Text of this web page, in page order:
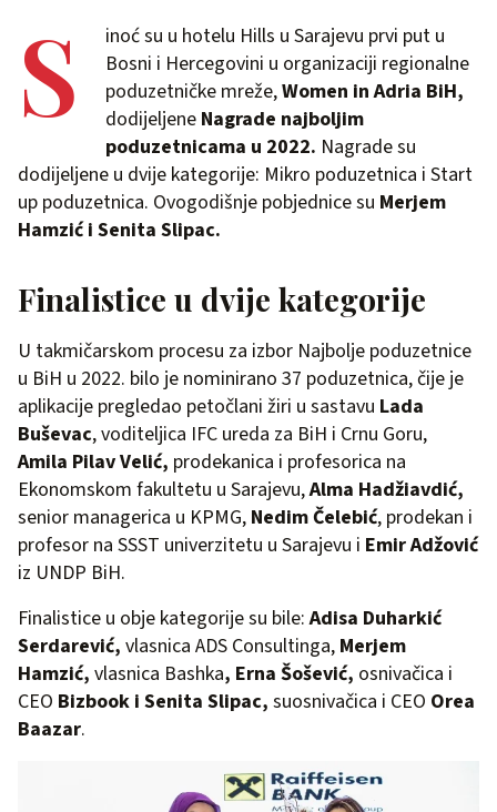
S
inoć su u hotelu Hills u Sarajevu prvi put u
Bosni i Hercegovini u organizaciji regionalne
poduzetničke mreže,Women in Adria BiH,
dodijeljene Nagrade najboljim
poduzetnicama u 2022. Nagrade su
dodijeljene u dvije kategorije: Mikro poduzetnica i Start
up poduzetnica. Ovogodišnje pobjednice su Merjem
Hamzić i Senita Slipac.
Finalistice u dvije kategorije
U takmičarskom procesu za izbor Najbolje poduzetnice
u BiH u 2022. bilo je nominirano 37 poduzetnica, čije je
aplikacije pregledao petočlani žiri u sastavu Lada
Buševac, voditeljica IFC ureda za BiH i Crnu Goru,
Amila Pilav Velić, prodekanica i profesorica na
Ekonomskom fakultetu u Sarajevu,Alma Hadžiavdić,
senior managerica u KPMG, Nedim Čelebić, prodekan i
profesor na SSST univerzitetu u Sarajevu i Emir Adžović
iz UNDP BiH.
Finalistice u obje kategorije su bile:Adisa Duharkić
Serdarević, vlasnica ADS Consultinga, Merjem
Hamzić, vlasnica Bashka, Erna Šošević, osnivačica i
CEO Bizbook i Senita Slipac, suosnivačica i CEO Orea
Baazar.